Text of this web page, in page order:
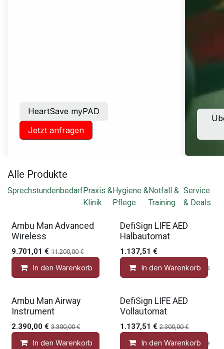
HeartSave myPAD
Jetzt anfragen
Alle Produkte
SprechstundenbedarfPraxis &
Klinik
Hygiene &
Pflege
Notfall &
Training
Service
& Deals
Gratis Zubehör
Ambu Man Advanced
Wireless
9.701,01 € 11.200,00€
In den Warenkorb Auf die Wunschliste
Gratis Zubehör
DefiSign LIFE AED
Halbautomat
1.137,51 €
In den Warenkorb
Gratis Zubehör
Ambu Man Airway
Instrument
2.390,00 € 3.300,00€
In den Warenkorb Auf die Wunschliste
Gratis Zubehör
DefiSign LIFE AED
Vollautomat
1.137,51 € 2.300,00€
In den Warenkorb